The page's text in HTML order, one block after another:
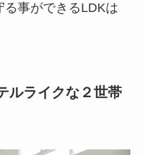
事ができるLDKは
ルライクな２世帯